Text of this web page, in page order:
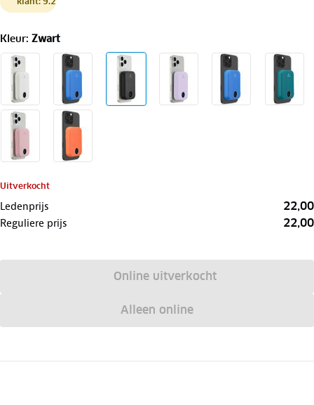
Kleur: Zwart
Uitverkocht
Ledenprijs 22,00
Reguliere prijs 22,00
Online uitverkocht
Alleen online